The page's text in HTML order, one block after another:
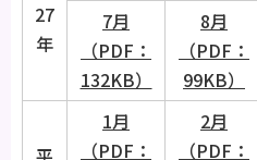
27
年
7月
（PDF：
132KB）
8月
（PDF：
99KB）
1月
（PDF：
2月
（PDF：